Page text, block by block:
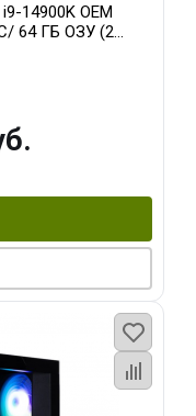
14900K OEM
64 ГБ ОЗУ (2
WATERFORCE